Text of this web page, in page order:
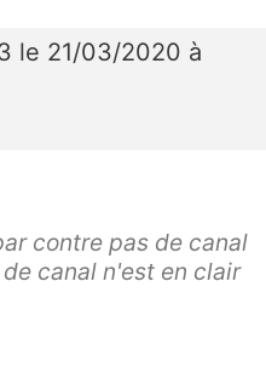
le 21/03/2020 à
contre pas de canal
canal n'est en clair